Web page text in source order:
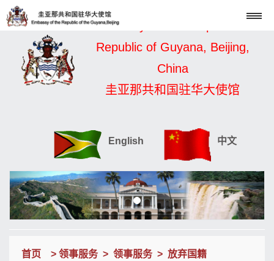
Embassy of the Cooperative
Republic of Guyana, Beijing,
China
圭亚那共和国驻华大使馆
English 中文
首页 > 领事服务> 领事服务> 放弃国籍